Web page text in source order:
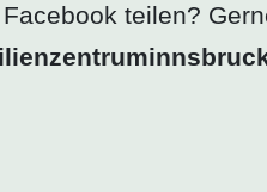
teilen?